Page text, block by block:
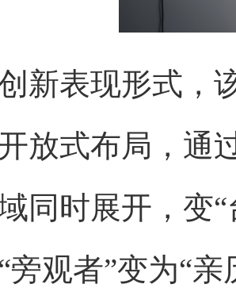
表现形式，该
放式布局，通
同时展开，变
旁观者”变为“亲